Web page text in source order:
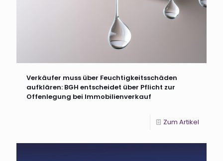
Verkäufer muss über Feuchtigkeitsschäden
aufklären: BGH entscheidet über Pflicht zur
Offenlegung bei Immobilienverkauf
Zum Artikel